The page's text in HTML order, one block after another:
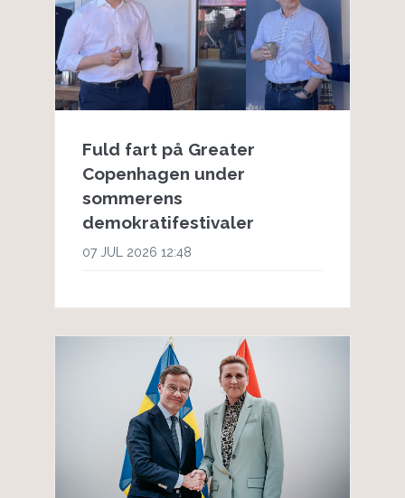
Fuld fart på Greater
Copenhagen under
sommerens
demokratifestivaler
07 JUL 2026 12:48